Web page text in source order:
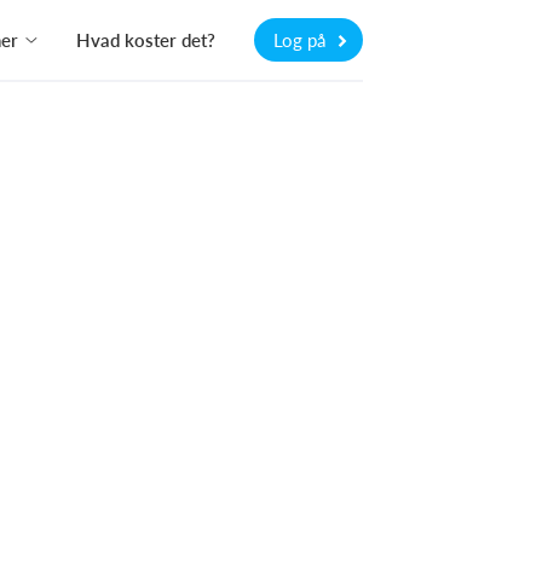
Hvad koster det? Log på